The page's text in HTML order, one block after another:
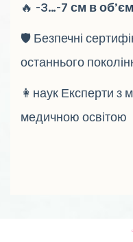
🔥 -3…-7 см в
🛡️ Безпечні
останнього
👩‍наук Експерти з
медичною освітою